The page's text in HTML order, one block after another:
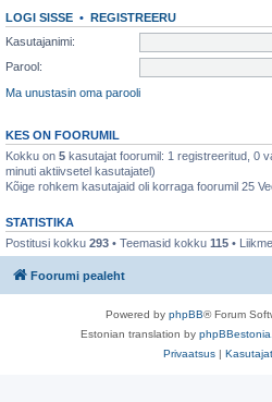
LOGI SISSE • REGISTREERU
Kasutajanimi:
Parool:
Ma unustasin oma parooli
KES ON FOORUMIL
Kokku on 5 kasutajat foorumil: 1 registreeritud, 0
minuti aktiivsetel kasutajatel)
Kõige rohkem kasutajaid oli korraga foorumil 25
STATISTIKA
Postitusi kokku 293 • Teemasid kokku 115 •
Foorumi pealeht
Powered by phpBB® Forum
Estonian translation by
Privaatsus |